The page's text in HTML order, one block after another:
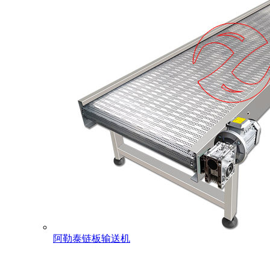
阿勒泰链板输送机